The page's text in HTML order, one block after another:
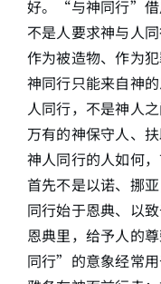
好。“与神同行”借
不是人要求神与人
作为被造物、作为
神同行只能来自神
人同行，不是神人
万有的神保守人、
神人同行的人如何
首先不是以诺、挪
同行始于恩典、以
恩典里，给予人的
同行”的意象经常用